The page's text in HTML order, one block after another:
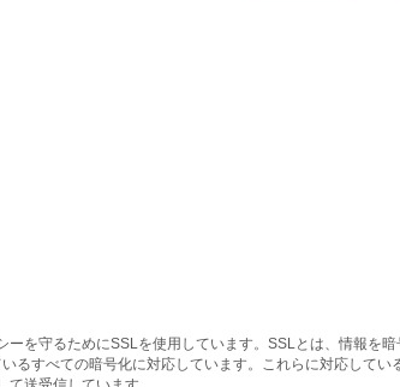
ーを守るためにSSLを使用しています。SSLとは、情報を
るすべての暗号化に対応しています。これらに対応して